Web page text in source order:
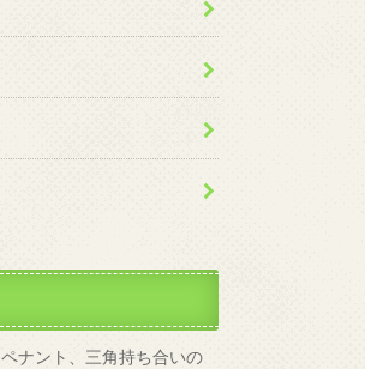
ペナント、三角持ち合いの